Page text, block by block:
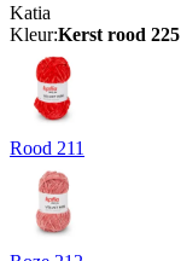
Katia
Kleur:Kerst rood 225
Rood 211